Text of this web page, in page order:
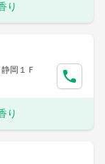
り
岡１Ｆ
り